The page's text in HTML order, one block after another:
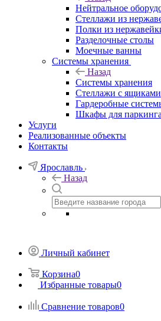
Нейтральное
Стеллажи из
Полки из
Разделочные столы
Моечные ванны
Системы хранения
Назад
Системы хранения
Стеллажи с ящиками
Гардеробные
Шкафы для
Услуги
Реализованные объекты
Контакты
Ярославль
Назад
Личный кабинет
Корзина0
Избранные товары0
Сравнение товаров0